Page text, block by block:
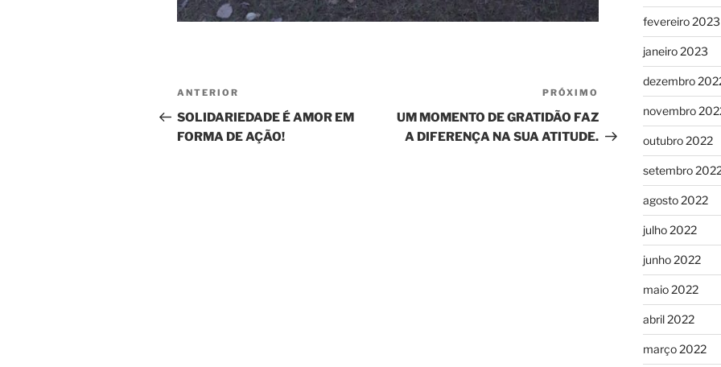
Navegação
de
Post
Post
anterior
ANTERIOR
SOLIDARIEDADE É AMOR EM
FORMA DE AÇÃO!
Próximo
post
PRÓXIMO
UM MOMENTO DE GRATIDÃO FAZ
A DIFERENÇA NA SUA ATITUDE.
fevereiro 2023
janeiro 2023
dezembro
novembro
outubro 2022
setembro
agosto 2022
julho 2022
junho 2022
maio 2022
abril 2022
março 2022